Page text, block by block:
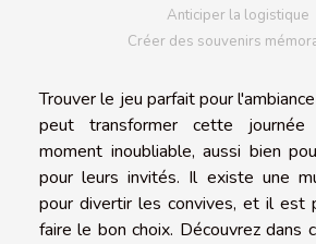
Anticiper la logistique
Créer des souvenirs
Trouver le jeu parfait pour
peut transformer cette
moment inoubliable, aussi bien
pour leurs invités. Il existe une
pour divertir les convives, et il est
faire le bon choix. Découvrez dans